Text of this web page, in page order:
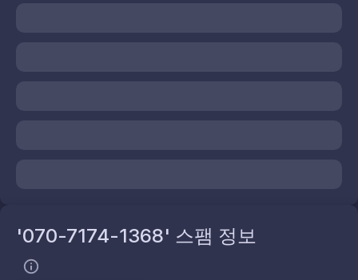
'070-7174-1368' 스팸 정보